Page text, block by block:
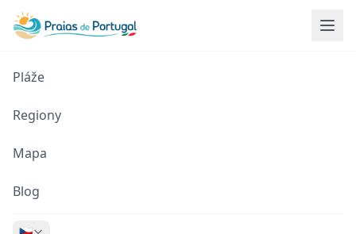
Pláže
Regiony
Mapa
Blog